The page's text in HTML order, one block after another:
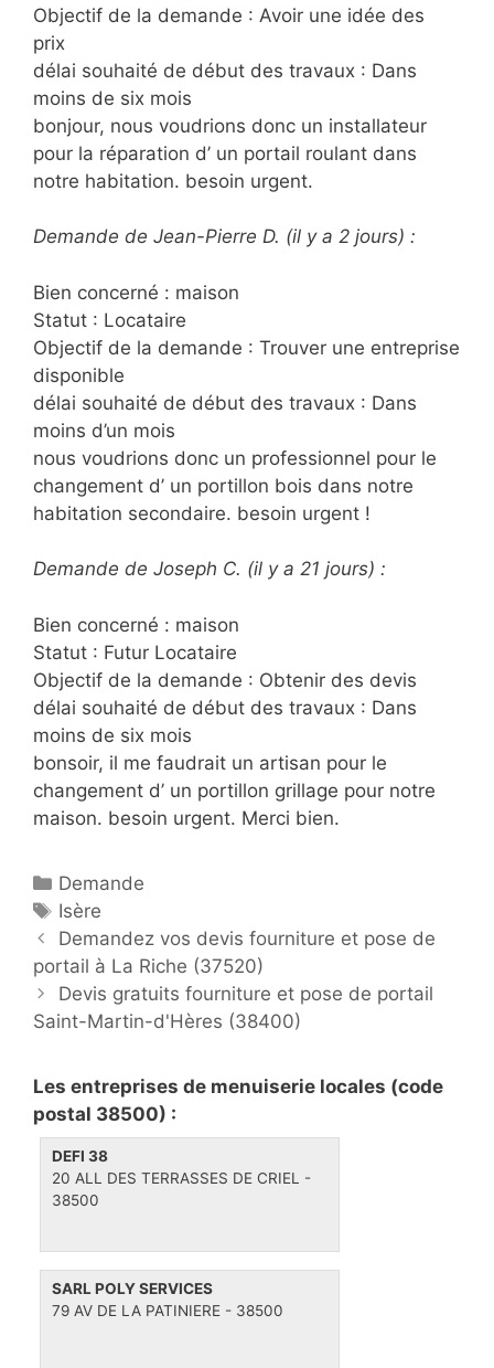
Objectif de la demande : Avoir une idée des
prix
délai souhaité de début des travaux : Dans
moins de six mois
bonjour, nous voudrions donc un installateur
pour la réparation d’ un portail roulant dans
notre habitation. besoin urgent.
Demande de Jean-Pierre D. (il y a 2 jours) :
Bien concerné : maison
Statut : Locataire
Objectif de la demande : Trouver une entreprise
disponible
délai souhaité de début des travaux : Dans
moins d’un mois
nous voudrions donc un professionnel pour le
changement d’ un portillon bois dans notre
habitation secondaire. besoin urgent !
Demande de Joseph C. (il y a 21 jours) :
Bien concerné : maison
Statut : Futur Locataire
Objectif de la demande : Obtenir des devis
délai souhaité de début des travaux : Dans
moins de six mois
bonsoir, il me faudrait un artisan pour le
changement d’ un portillon grillage pour notre
maison. besoin urgent. Merci bien.
C
a
t
é
g
o
e
Demande
É
t
i
q
u
s
Isère
P
o
s
t
a
i
o
Demandez vos devis fourniture et pose de
portail à La Riche (37520)
Devis gratuits fourniture et pose de portail
Saint-Martin-d'Hères (38400)
Les entreprises de menuiserie locales (code
postal 38500) :
DEFI 38
20 ALL DES TERRASSES DE CRIEL -
38500
SARL POLY SERVICES
79 AV DE LA PATINIERE - 38500